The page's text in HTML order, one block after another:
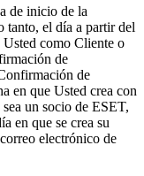
de inicio de la
tanto, el día a partir del
Usted como Cliente o
de
de
en que Usted crea con
un socio de ESET,
en que se crea su
electrónico de